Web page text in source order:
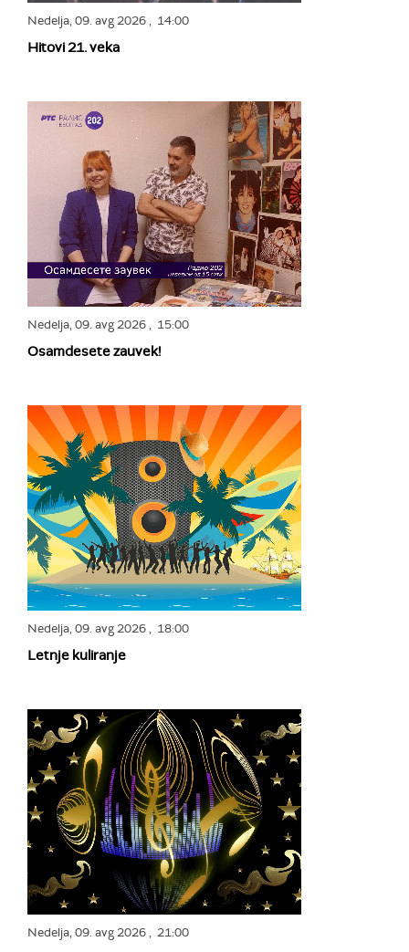
Nedelja,09. avg 2026, 14:00
Hitovi 21. veka
Nedelja,09. avg 2026, 15:00
Osamdesete zauvek!
Nedelja,09. avg 2026, 18:00
Letnje kuliranje
Nedelja,09. avg 2026, 21:00